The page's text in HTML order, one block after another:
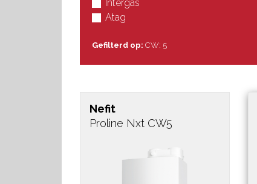
Intergas
Atag
Gefilterd op: CW: 5
Nefit
Proline Nxt CW5